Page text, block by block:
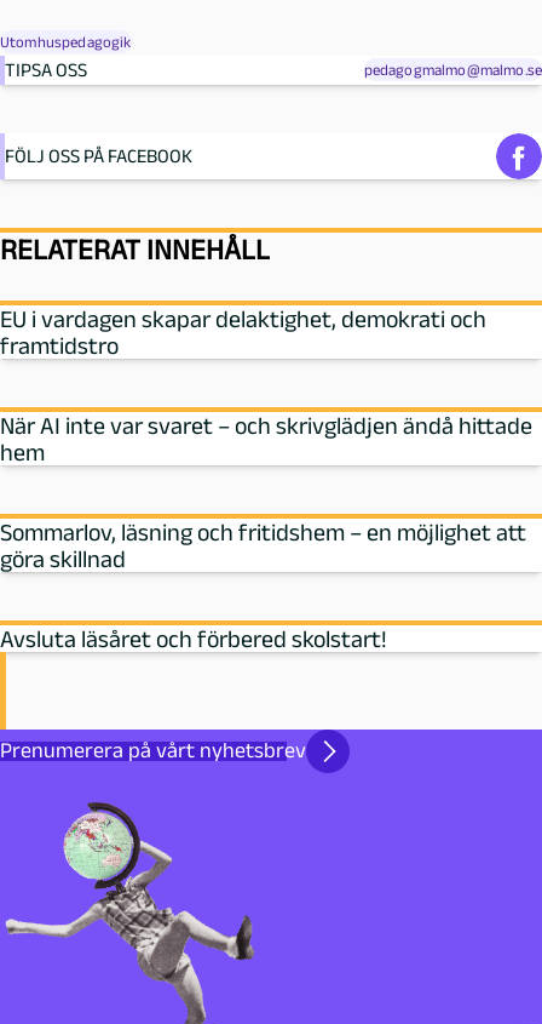
Utomhuspedagogik
TIPSA OSS pedagogmalmo@malmo.se
FÖLJ OSS PÅ FACEBOOK
RELATERAT INNEHÅLL
EU i vardagen skapar delaktighet, demokrati och
framtidstro
När AI inte var svaret – och skrivglädjen ändå hittade
hem
Sommarlov, läsning och fritidshem – en möjlighet att
göra skillnad
Avsluta läsåret och förbered skolstart!
Prenumerera på vårt nyhetsbrev